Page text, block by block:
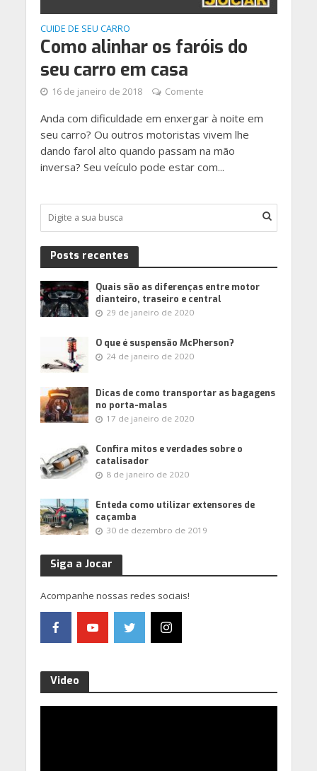
CUIDE DE SEU CARRO
Como alinhar os faróis do
seu carro em casa
16 de janeiro de 2018 Comente
Anda com dificuldade em enxergar à noite em
seu carro? Ou outros motoristas vivem lhe
dando farol alto quando passam na mão
inversa? Seu veículo pode estar com...
Posts recentes
Quais são as diferenças entre motor
dianteiro, traseiro e central
29 de janeiro de 2020
O que é suspensão McPherson?
24 de janeiro de 2020
Dicas de como transportar as bagagens
no porta-malas
17 de janeiro de 2020
Confira mitos e verdades sobre o
catalisador
8 de janeiro de 2020
Enteda como utilizar extensores de
caçamba
30 de dezembro de 2019
Siga a Jocar
Acompanhe nossas redes sociais!
Video